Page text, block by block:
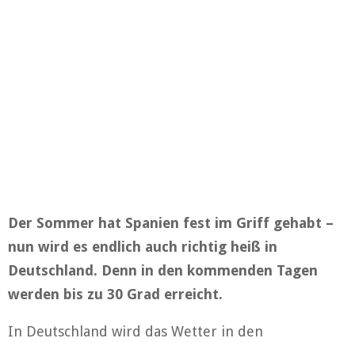
Der Sommer hat Spanien fest im Griff gehabt –
nun wird es endlich auch richtig heiß in
Deutschland. Denn in den kommenden Tagen
werden bis zu 30 Grad erreicht.
In Deutschland wird das Wetter in den